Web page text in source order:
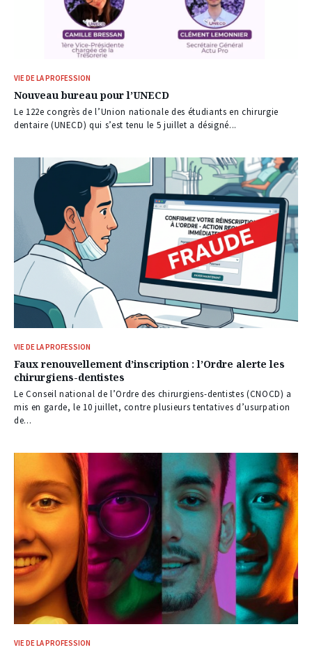
VIE DE LA PROFESSION
Nouveau bureau pour l’UNECD
Le 122e congrès de l’Union nationale des étudiants en chirurgie
dentaire (UNECD) qui s’est tenu le 5 juillet a désigné...
VIE DE LA PROFESSION
Faux renouvellement d’inscription : l’Ordre alerte les
chirurgiens-dentistes
Le Conseil national de l’Ordre des chirurgiens-dentistes (CNOCD) a
mis en garde, le 10 juillet, contre plusieurs tentatives d’usurpation
de...
VIE DE LA PROFESSION